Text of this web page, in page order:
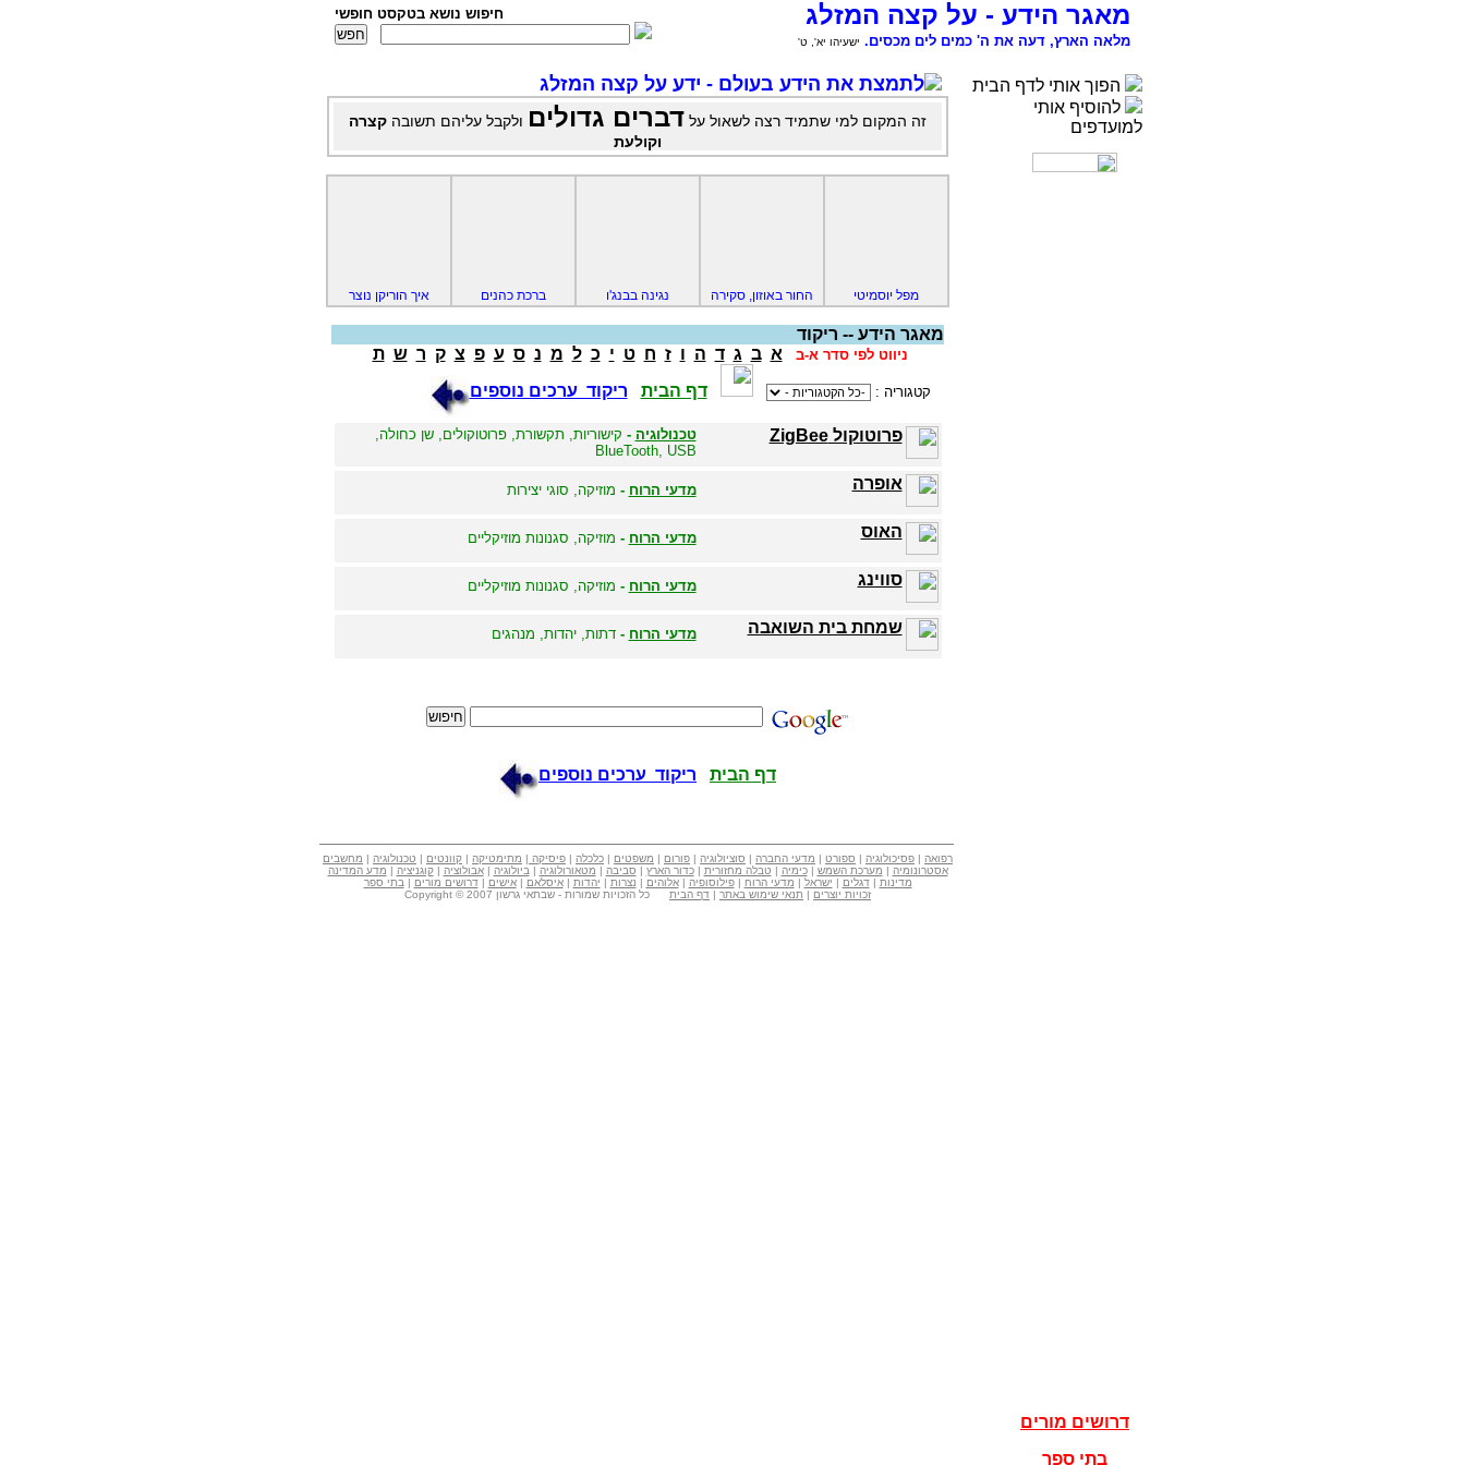
מאגר הידע - על קצה המזלג
מלאה הארץ, דעה את ה' כמים לים מכסים. ישעיהו יא', ט'
חיפוש נושא בטקסט חופשי
הפוך אותי לדף הבית
להוסיף אותי
למועדפים
דרושים מורים
בתי ספר
לתמצת את הידע בעולם - ידע על קצה המזלג
זה המקום למי שתמיד רצה לשאול על דברים גדולים ולקבל עליהם תשובה קצרה
וקולעת
מפל יוסמיטי החור באוזון, סקירה נגינה בבנג'ו ברכת כהנים איך הוריקן נוצר
מאגר הידע -- ריקוד
ניווט לפי סדר א-ב א ב ג ד ה ו ז ח ט י כ ל מ נ ס ע פ צ ק ר ש ת
קטגוריה : דף הבית ריקוד ערכים נוספים
פרוטוקול ZigBee טכנולוגיה - קישוריות, תקשורת, פרוטוקולים, שן כחולה,
BlueTooth, USB
אופרה מדעי הרוח - מוזיקה, סוגי יצירות
האוס מדעי הרוח - מוזיקה, סגנונות מוזיקליים
סווינג מדעי הרוח - מוזיקה, סגנונות מוזיקליים
שמחת בית השואבה מדעי הרוח -דתות, יהדות, מנהגים
דף הבית ריקוד ערכים נוספים
רפואה | פסיכולוגיה | ספורט | מדעי החברה | סוציולוגיה | פורום | משפטים | כלכלה | פיסיקה | מתימטיקה | קוונטים | טכנולוגיה | מחשבים
אסטרונומיה | מערכת השמש |כימיה | טבלה מחזורית |כדור הארץ | סביבה | מטאורולוגיה | ביולוגיה |אבולוציה |קוגניציה | מדע המדינה
מדינות |דגלים | ישראל | מדעי הרוח |פילוסופיה |אלוהים | נצרות | יהדות |איסלאם |אישים |דרושים מורים | בתי ספר
זכויות יוצרים | תנאי שימוש באתר | דף הבית כל הזכויות שמורות - שבתאי גרשון Copyright © 2007